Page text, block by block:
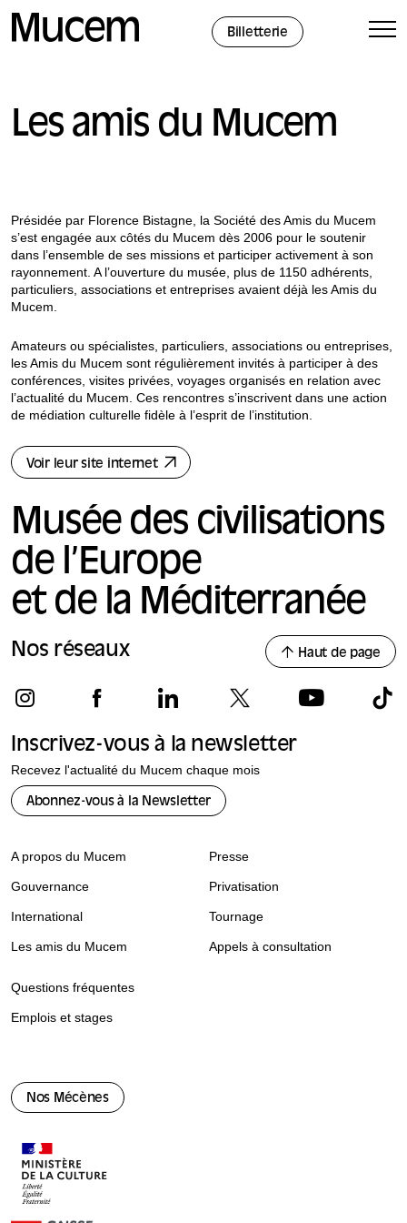
Billetterie
Les amis du Mucem
Présidée par Florence Bistagne, la Société des Amis du Mucem
s’est engagée aux côtés du Mucem dès 2006 pour le soutenir
dans l’ensemble de ses missions et participer activement à son
rayonnement. A l’ouverture du musée, plus de 1150 adhérents,
particuliers, associations et entreprises avaient déjà les Amis du
Mucem.
Amateurs ou spécialistes, particuliers, associations ou entreprises,
les Amis du Mucem sont régulièrement invités à participer à des
conférences, visites privées, voyages organisés en relation avec
l’actualité du Mucem. Ces rencontres s’inscrivent dans une action
de médiation culturelle fidèle à l’esprit de l’institution.
Voir leur site internet
Musée des civilisations
de l’Europe
et de la Méditerranée
Nos réseaux Haut de page
Inscrivez-vous à la newsletter
Recevez l'actualité du Mucem chaque mois
Abonnez-vous à la Newsletter
Nos Mécènes
A propos du Mucem
Gouvernance
International
Les amis du Mucem
Presse
Privatisation
Tournage
Appels à consultation
Questions fréquentes
Emplois et stages